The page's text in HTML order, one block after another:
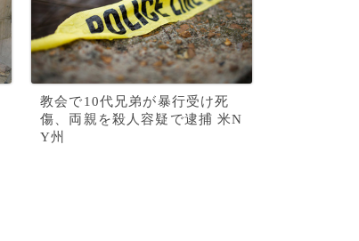
教会で10代兄弟が暴行受け死
傷、両親を殺人容疑で逮捕 米N
Y州